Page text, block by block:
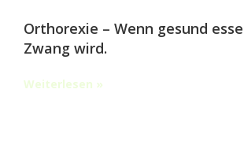
Orthorexie – Wenn gesund
Zwang wird.
Weiterlesen »